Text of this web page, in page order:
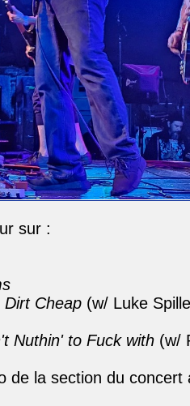
sur :
Cheap (w/ Luke
Nuthin' to Fuck with (w/
de la section du